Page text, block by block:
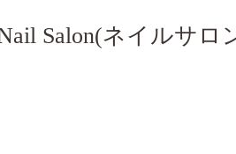
Salon(ネイルサロ